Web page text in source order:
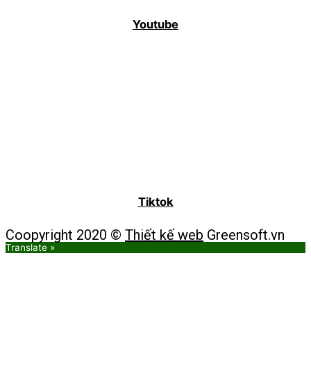
Youtube
Tiktok
Coopyright 2020 © Thiết kế web Greensoft.vn
Translate »